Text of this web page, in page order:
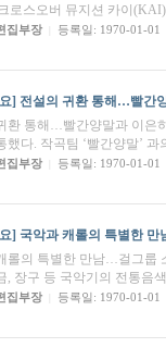
로스오버 뮤지션 카이
집부장 등록일: 1970-01-01
] 전설의 귀환 통해…빨간
환 통해…빨간양말과 이은
했다. 작곡팀 ‘빨간양말’
집부장 등록일: 1970-01-01
] 국악과 캐롤의 특별한
롤의 특별한 만남…걸그룹
, 장구 등 국악기의 전통음
집부장 등록일: 1970-01-01